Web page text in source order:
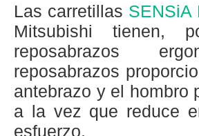
Las carretillas SENSiA
Mitsubishi tienen,
reposabrazos
reposabrazos
antebrazo y el hombro
a la vez que reduce
esfuerzo.